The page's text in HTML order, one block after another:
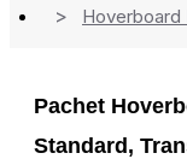
Hoverboard
Pachet
Standard,